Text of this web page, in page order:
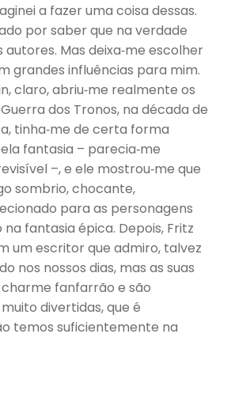
a fazer uma coisa dessas.
por saber que na verdade
autores. Mas deixa‑me escolher
grandes influências para mim.
claro, abriu‑me realmente os
dos Tronos, na década de
tinha‑me de certa forma
fantasia – parecia‑me
–, e ele mostrou‑me que
sombrio, chocante,
para as personagens
fantasia épica. Depois, Fritz
um escritor que admiro, talvez
nos nossos dias, mas as suas
fanfarrão e são
divertidas, que é
temos suficientemente na